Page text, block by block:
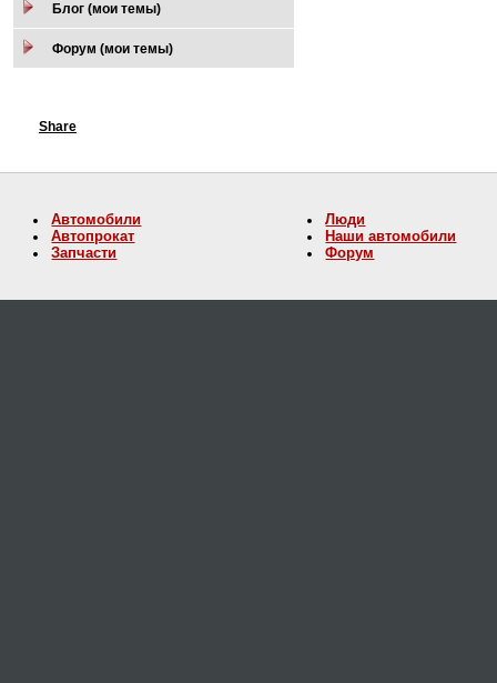
Блог (мои темы)
Форум (мои темы)
Share
Автомобили
Автопрокат
Запчасти
Люди
Наши автомобили
Форум